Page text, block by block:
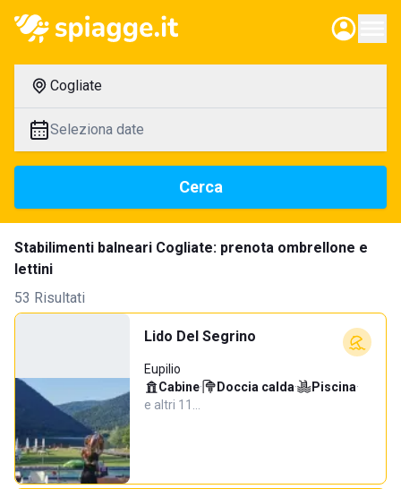
Cogliate
Seleziona date
Cerca
Stabilimenti balneari Cogliate: prenota ombrellone e
lettini
53 Risultati
Lido Del Segrino
Eupilio
Cabine· Doccia calda· Piscina·
e altri 11…